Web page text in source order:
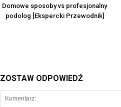
Domowe sposoby vs profesjonalny
podolog [Ekspercki Przewodnik]
ZOSTAW ODPOWIEDŹ